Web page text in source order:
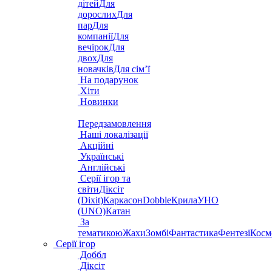
дітейДля
дорослихДля
парДля
компаніїДля
вечірокДля
двохДля
новачківДля сім’ї
На подарунок
Хіти
Новинки
Передзамовлення
Наші локалізації
Акційні
Українські
Англійські
Серії ігор та
світиДіксіт
(Dixit)КаркасонDobbleКрилаУНО
(UNO)Катан
За
тематикоюЖахиЗомбіФантастикаФентезі
Серії ігор
Доббл
Діксіт